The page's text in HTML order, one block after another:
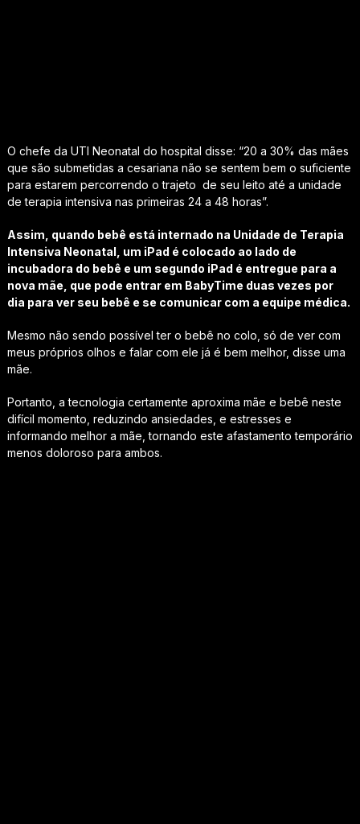
O chefe da UTI Neonatal do hospital disse: “20 a 30% das mães
que são submetidas a cesariana não se sentem bem o suficiente
para estarem percorrendo o trajeto de seu leito até a unidade
de terapia intensiva nas primeiras 24 a 48 horas”.
Assim, quando bebê está internado na Unidade de Terapia
Intensiva Neonatal, um iPad é colocado ao lado de
incubadora do bebê e um segundo iPad é entregue para a
nova mãe, que pode entrar em BabyTime duas vezes por
dia para ver seu bebê e se comunicar com a equipe médica.
Mesmo não sendo possível ter o bebê no colo, só de ver com
meus próprios olhos e falar com ele já é bem melhor, disse uma
mãe.
Portanto, a tecnologia certamente aproxima mãe e bebê neste
difícil momento, reduzindo ansiedades, e estresses e
informando melhor a mãe, tornando este afastamento temporário
menos doloroso para ambos.